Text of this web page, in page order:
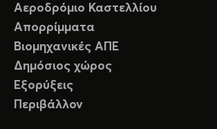
Αεροδρόμιο Καστελλίου
Απορρίμματα
Βιομηχανικές ΑΠΕ
Δημόσιος χώρος
Εξορύξεις
Περιβάλλον